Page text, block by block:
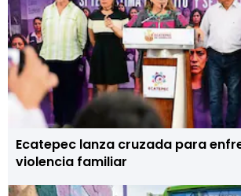
Ecatepec lanza cruzada para
violencia familiar